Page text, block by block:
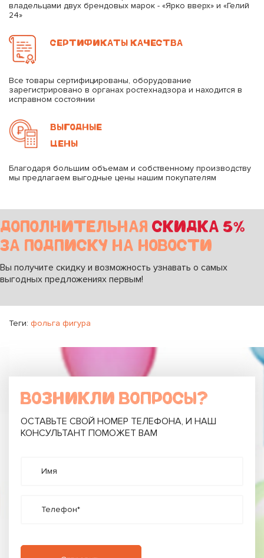
владельцами двух брендовых марок - «Ярко вверх» и «Гелий
24»
СЕРТИФИКАТЫ КАЧЕСТВА
Все товары сертифицированы, оборудование
зарегистрировано в органах ростехнадзора и находится в
исправном состоянии
ВЫГОДНЫЕ
ЦЕНЫ
Благодаря большим объемам и собственному производству
мы предлагаем выгодные цены нашим покупателям
ДОПОЛНИТЕЛЬНАЯ СКИДКА 5%
ЗА ПОДПИСКУ НА НОВОСТИ
Вы получите скидку и возможность узнавать о самых
выгодных предложениях первым!
Теги: фольга фигура
ВОЗНИКЛИ ВОПРОСЫ?
ОСТАВЬТЕ СВОЙ НОМЕР ТЕЛЕФОНА, И НАШ
КОНСУЛЬТАНТ ПОМОЖЕТ ВАМ
Имя
Телефон*